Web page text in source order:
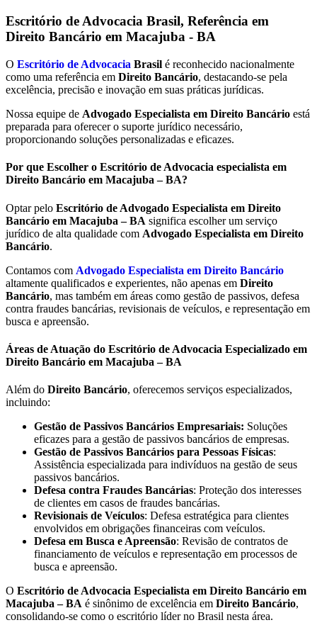
Escritório de Advocacia Brasil, Referência em
Direito Bancário em Macajuba - BA
O Escritório de Advocacia Brasil é reconhecido nacionalmente
como uma referência em Direito Bancário, destacando-se pela
excelência, precisão e inovação em suas práticas jurídicas.
Nossa equipe de Advogado Especialista em Direito Bancário está
preparada para oferecer o suporte jurídico necessário,
proporcionando soluções personalizadas e eficazes.
Por que Escolher o Escritório de Advocacia especialista em
Direito Bancário em Macajuba – BA?
Optar pelo Escritório de Advogado Especialista em Direito
Bancário em Macajuba – BA significa escolher um serviço
jurídico de alta qualidade com Advogado Especialista em Direito
Bancário.
Contamos com Advogado Especialista em Direito Bancário
altamente qualificados e experientes, não apenas em Direito
Bancário, mas também em áreas como gestão de passivos, defesa
contra fraudes bancárias, revisionais de veículos, e representação em
busca e apreensão.
Áreas de Atuação do Escritório de Advocacia Especializado em
Direito Bancário em Macajuba – BA
Além do Direito Bancário, oferecemos serviços especializados,
incluindo:
Gestão de Passivos Bancários Empresariais: Soluções
eficazes para a gestão de passivos bancários de empresas.
Gestão de Passivos Bancários para Pessoas Físicas:
Assistência especializada para indivíduos na gestão de seus
passivos bancários.
Defesa contra Fraudes Bancárias: Proteção dos interesses
de clientes em casos de fraudes bancárias.
Revisionais de Veículos: Defesa estratégica para clientes
envolvidos em obrigações financeiras com veículos.
Defesa em Busca e Apreensão: Revisão de contratos de
financiamento de veículos e representação em processos de
busca e apreensão.
O Escritório de Advocacia Especialista em Direito Bancário em
Macajuba – BA é sinônimo de excelência em Direito Bancário,
consolidando-se como o escritório líder no Brasil nesta área.